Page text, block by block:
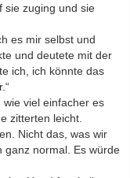
sie zuging und sie
es mir selbst und
und deutete mit der
ich, ich könnte das
wie viel einfacher es
zitterten leicht.
Nicht das, was wir
ganz normal. Es würde